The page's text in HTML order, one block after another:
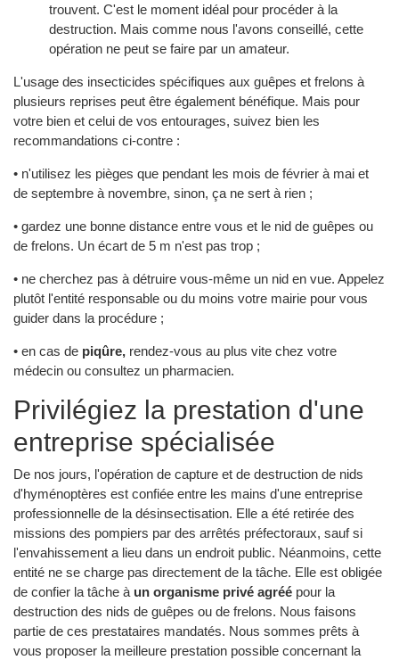
trouvent. C'est le moment idéal pour procéder à la
destruction. Mais comme nous l'avons conseillé, cette
opération ne peut se faire par un amateur.
L'usage des insecticides spécifiques aux guêpes et frelons à
plusieurs reprises peut être également bénéfique. Mais pour
votre bien et celui de vos entourages, suivez bien les
recommandations ci-contre :
• n'utilisez les pièges que pendant les mois de février à mai et
de septembre à novembre, sinon, ça ne sert à rien ;
• gardez une bonne distance entre vous et le nid de guêpes ou
de frelons. Un écart de 5 m n'est pas trop ;
• ne cherchez pas à détruire vous-même un nid en vue. Appelez
plutôt l'entité responsable ou du moins votre mairie pour vous
guider dans la procédure ;
• en cas de piqûre, rendez-vous au plus vite chez votre
médecin ou consultez un pharmacien.
Privilégiez la prestation d'une
entreprise spécialisée
De nos jours, l'opération de capture et de destruction de nids
d'hyménoptères est confiée entre les mains d'une entreprise
professionnelle de la désinsectisation. Elle a été retirée des
missions des pompiers par des arrêtés préfectoraux, sauf si
l'envahissement a lieu dans un endroit public. Néanmoins, cette
entité ne se charge pas directement de la tâche. Elle est obligée
de confier la tâche à un organisme privé agréé pour la
destruction des nids de guêpes ou de frelons. Nous faisons
partie de ces prestataires mandatés. Nous sommes prêts à
vous proposer la meilleure prestation possible concernant la